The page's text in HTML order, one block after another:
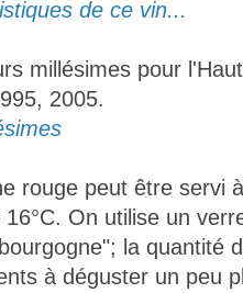
de ce vin...
millésimes pour
2005.
rouge peut être servi
On utilise un
la quantité
à déguster un peu